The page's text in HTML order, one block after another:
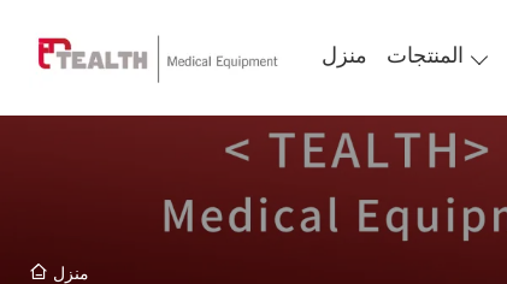
منزل المنتجات
منزل